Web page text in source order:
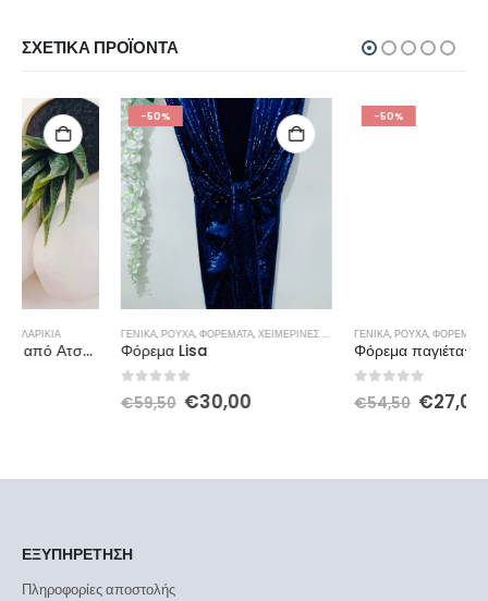
ΣΧΕΤΙΚΆ ΠΡΟΪΌΝΤΑ
-50%
ΓΕΝΙΚΆ, ΦΟΡΈΜΑΤΑ, ΧΕΙΜΕΡΙΝΕΣ ΠΡΟΣΦΟΡΕΣ
Φόρεμα Lisa
30,00
-50%
ΓΕΝΙΚΆ,ΡΟΎΧΑ ΦΟΡΈΜΑΤΑ,ΧΕΙΜΕΡΙΝΕΣ ΠΡΟΣΦΟΡΕΣ
Φόρεμα παγιέτα-καθρέφτης κρουαζέ
27,00
ΕΞΥΠΗΡΕΤΗΣΗ
Πληροφορίες αποστολής